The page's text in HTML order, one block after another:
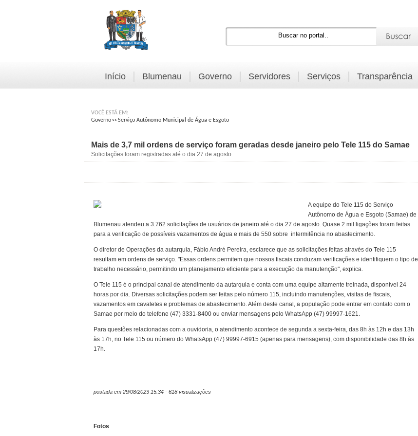
Início Blumenau Governo Servidores Serviços Transparência
VOCÊ ESTÁ EM:
Governo >>Serviço Autônomo Municipal de Água e Esgoto
Mais de 3,7 mil ordens de serviço foram geradas desde janeiro pelo Tele 115 do Samae
Solicitações foram registradas até o dia 27 de agosto
A equipe do Tele 115 do Serviço
Autônomo de Água e Esgoto (Samae) de
Blumenau atendeu a 3.762 solicitações de usuários de janeiro até o dia 27 de agosto. Quase 2 mil ligações foram feitas
para a verificação de possíveis vazamentos de água e mais de 550 sobre intermitência no abastecimento.
O diretor de Operações da autarquia, Fábio André Pereira, esclarece que as solicitações feitas através do Tele 115
resultam em ordens de serviço. "Essas ordens permitem que nossos fiscais conduzam verificações e identifiquem o tipo de
trabalho necessário, permitindo um planejamento eficiente para a execução da manutenção", explica.
O Tele 115 é o principal canal de atendimento da autarquia e conta com uma equipe altamente treinada, disponível 24
horas por dia. Diversas solicitações podem ser feitas pelo número 115, incluindo manutenções, visitas de fiscais,
vazamentos em cavaletes e problemas de abastecimento. Além deste canal, a população pode entrar em contato com o
Samae por meio do telefone (47) 3331-8400 ou enviar mensagens pelo WhatsApp (47) 99997-1621.
Para questões relacionadas com a ouvidoria, o atendimento acontece de segunda a sexta-feira, das 8h às 12h e das 13h
às 17h, no Tele 115 ou número do WhatsApp (47) 99997-6915 (apenas para mensagens), com disponibilidade das 8h às
17h.
postada em 29/08/2023 15:34 - 618 visualizações
Fotos